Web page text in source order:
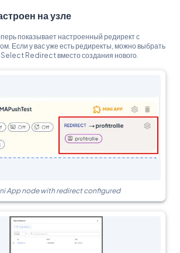
на узле
показывает настроенный редирект с
Если у вас уже есть редиректы, можно выбрать
Select Redirect вместо создания нового.
App node with redirect configured